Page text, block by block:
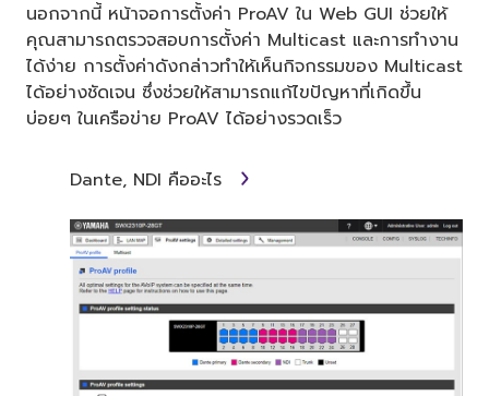
นอกจากนี้ หน้าจอการตั้งค่า ProAV ใน Web GUI ช่วยให้
คุณสามารถตรวจสอบการตั้งค่า Multicast และการทำงาน
ได้ง่าย การตั้งค่าดังกล่าวทำให้เห็นกิจกรรมของ Multicast
ได้อย่างชัดเจน ซึ่งช่วยให้สามารถแก้ไขปัญหาที่เกิดขึ้น
บ่อยๆ ในเครือข่าย ProAV ได้อย่างรวดเร็ว
Dante, NDI คืออะไร